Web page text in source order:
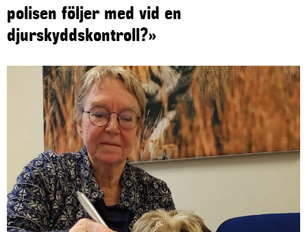
polisen följer med vid en
djurskyddskontroll?»